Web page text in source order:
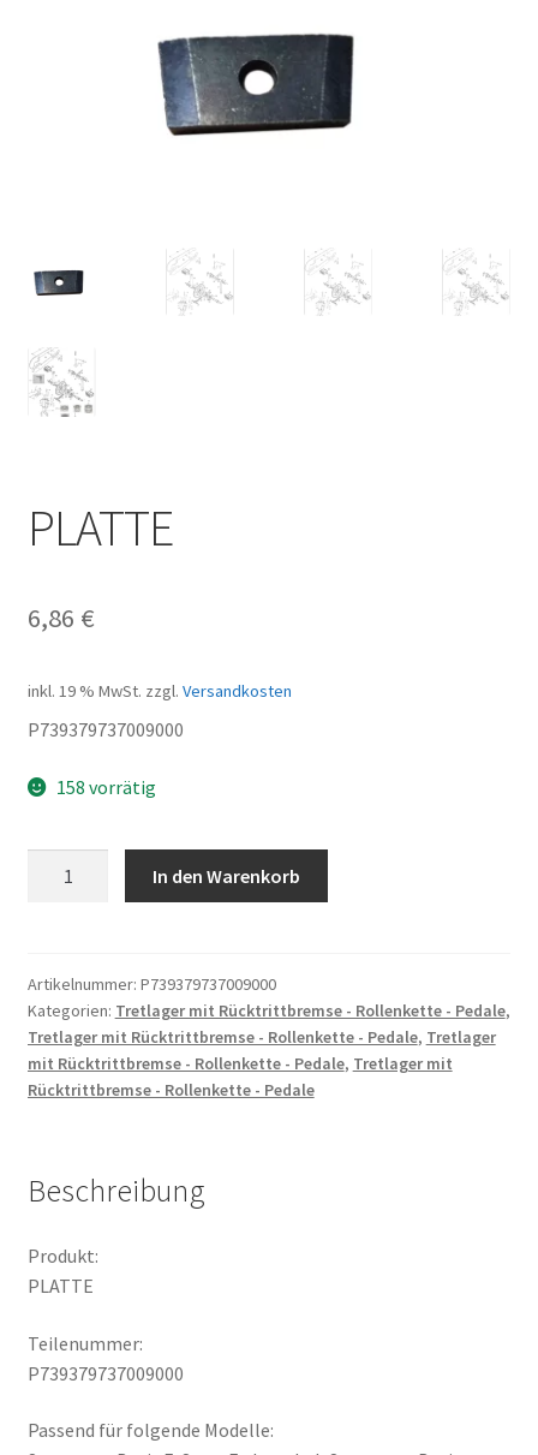
PLATTE
6,86 €
inkl. 19 % MwSt. zzgl. Versandkosten
P739379737009000
158 vorrätig
In den Warenkorb
Artikelnummer: P739379737009000
Kategorien: Tretlager mit Rücktrittbremse - Rollenkette - Pedale,
Tretlager mit Rücktrittbremse - Rollenkette - Pedale, Tretlager
mit Rücktrittbremse - Rollenkette - Pedale, Tretlager mit
Rücktrittbremse - Rollenkette - Pedale
Beschreibung
Produkt:
PLATTE
Teilenummer:
P739379737009000
Passend für folgende Modelle: